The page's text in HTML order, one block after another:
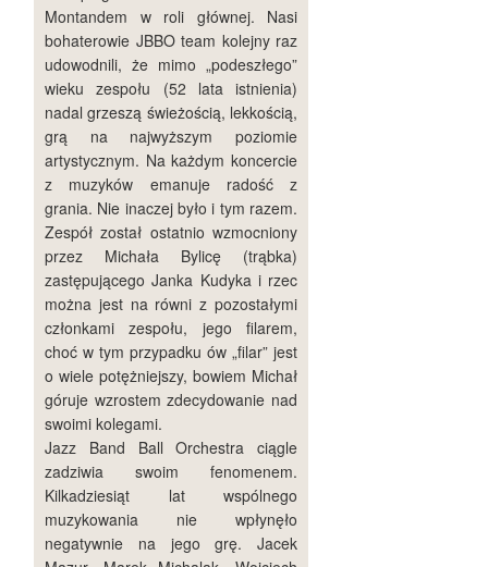
Montandem w roli głównej. Nasi
bohaterowie JBBO team kolejny raz
udowodnili, że mimo „podeszłego”
wieku zespołu (52 lata istnienia)
nadal grzeszą świeżością, lekkością,
grą na najwyższym poziomie
artystycznym. Na każdym koncercie
z muzyków emanuje radość z
grania. Nie inaczej było i tym razem.
Zespół został ostatnio wzmocniony
przez Michała Bylicę (trąbka)
zastępującego Janka Kudyka i rzec
można jest na równi z pozostałymi
członkami zespołu, jego filarem,
choć w tym przypadku ów „filar” jest
o wiele potężniejszy, bowiem Michał
góruje wzrostem zdecydowanie nad
swoimi kolegami.
Jazz Band Ball Orchestra ciągle
zadziwia swoim fenomenem.
Kilkadziesiąt lat wspólnego
muzykowania nie wpłynęło
negatywnie na jego grę. Jacek